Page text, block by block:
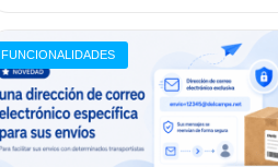
FUNCIONALIDADES